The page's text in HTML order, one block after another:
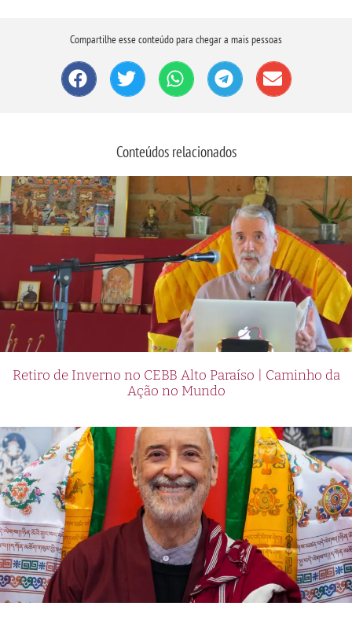
Compartilhe esse conteúdo para chegar a mais pessoas
Conteúdos relacionados
Retiro de Inverno no CEBB Alto Paraíso | Caminho da
Ação no Mundo